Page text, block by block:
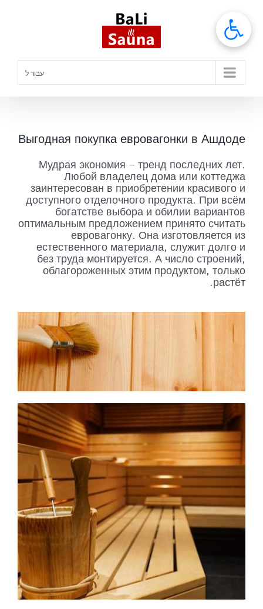
עבור ל
Выгодная покупка евровагонки в Ашдоде
Мудрая экономия – тренд последних лет.
Любой владелец дома или коттеджа
заинтересован в приобретении красивого и
доступного отделочного продукта. При всём
богатстве выбора и обилии вариантов
оптимальным предложением принято считать
евровагонку. Она изготовляется из
естественного материала, служит долго и
без труда монтируется. А число строений,
облагороженных этим продуктом, только
растёт.